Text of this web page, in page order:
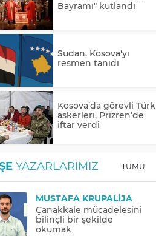
Bayramı" kutlandı
Sudan, Kosova'yı
resmen tanıdı
Kosova’da görevli Türk
askerleri, Prizren’de
iftar verdi
YAZARLARIMIZ TÜMÜ
MUSTAFA KRUPALIJA
Çanakkale mücadelesini
bilinçli bir şekilde
okumak